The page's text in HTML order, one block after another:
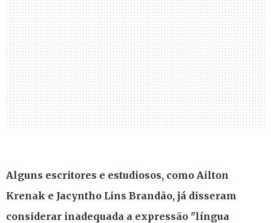
Alguns escritores e estudiosos, como Ailton
Krenak e Jacyntho Lins Brandão, já disseram
considerar inadequada a expressão "língua